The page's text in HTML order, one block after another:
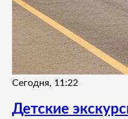
Сегодня, 11:22
Детские